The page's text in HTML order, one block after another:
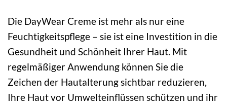
Die DayWear Creme ist mehr als nur eine
Feuchtigkeitspflege – sie ist eine Investition in die
Gesundheit und Schönheit Ihrer Haut. Mit
regelmäßiger Anwendung können Sie die
Zeichen der Hautalterung sichtbar reduzieren,
Ihre Haut vor Umwelteinflüssen schützen und ihr